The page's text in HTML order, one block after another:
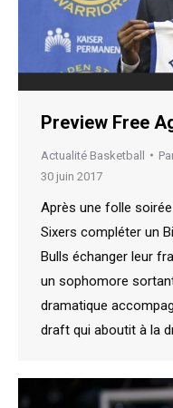
Preview Free
Actualité Basketball
30 juin 2017
Après une folle
Sixers compléter un
Bulls échanger leur
un sophomore
dramatique
draft qui aboutit à la